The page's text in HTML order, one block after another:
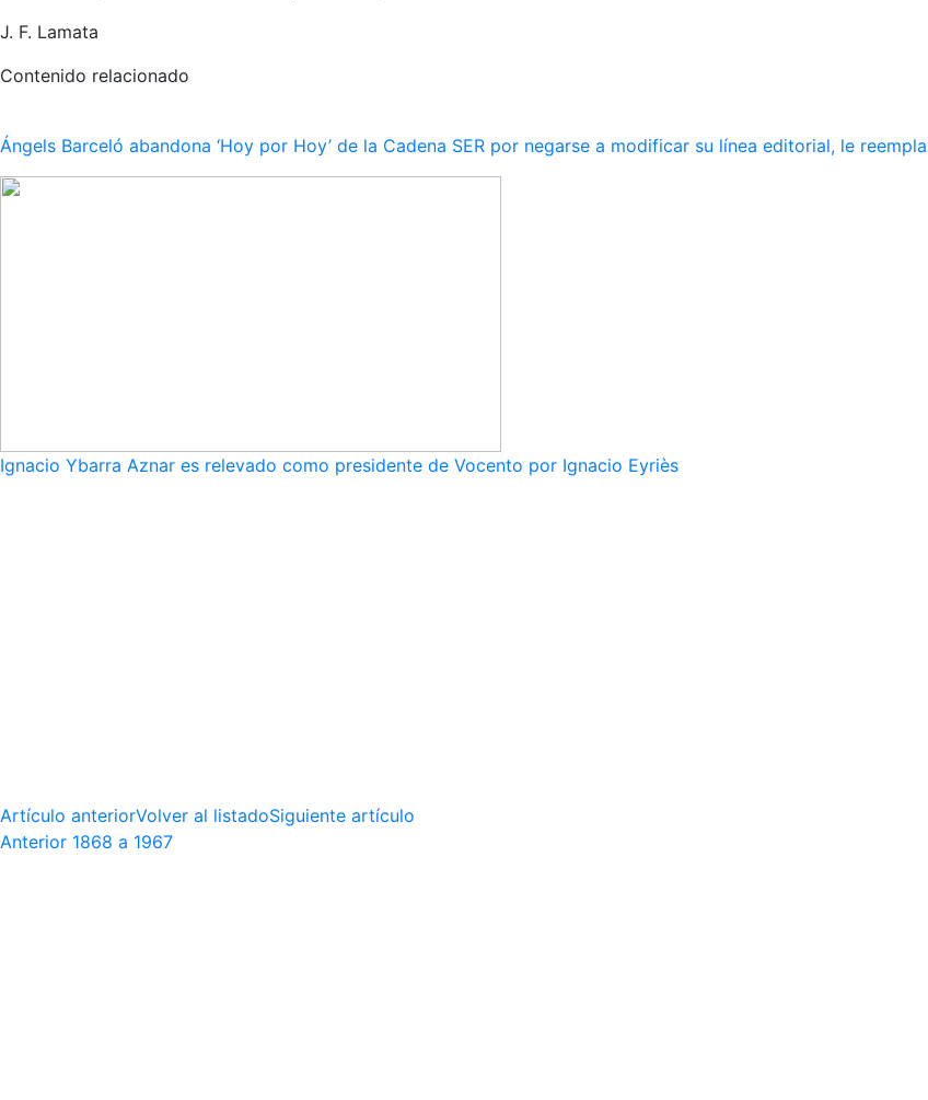
J. F. Lamata
Contenido relacionado
Ángels Barceló abandona ‘Hoy por Hoy’ de la Cadena SER por negarse a modificar su línea editorial, le
Ignacio Ybarra Aznar es relevado como presidente de Vocento por Ignacio Eyriès
Artículo anteriorVolver al listadoSiguiente artículo
Anterior 1868 a 1967